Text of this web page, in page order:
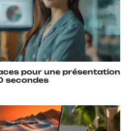
pour une présentation
secondes